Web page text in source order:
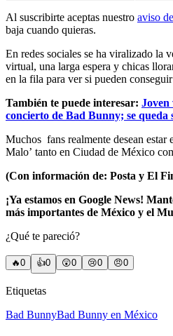
Al suscribirte aceptas nuestro aviso
baja cuando quieras.
En redes sociales se ha viralizado la
virtual, una larga espera y chicas
en la fila para ver si pueden
También te puede interesar: Joven
concierto de Bad Bunny; se queda
Muchos fans realmente desean estar
Malo’ tanto en Ciudad de México
(Con información de: Posta y El
¡Ya estamos en Google News!
más importantes de México y el
¿Qué te pareció?
🔥0 👍0 😲0 😢0 😠0
Etiquetas
Bad BunnyBad Bunny en México